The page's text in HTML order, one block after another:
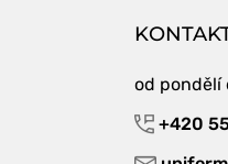
od pondělí
+420